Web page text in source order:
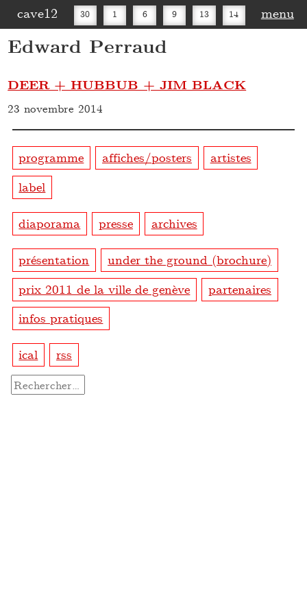
cave12 30 1 6 9 13 14
16
menu
Edward Perraud
DEER + HUBBUB + JIM BLACK
23 novembre 2014
programme affiches/posters
artistes
label
diaporama presse archives
présentation
under the ground (brochure)
prix 2011 de la ville de genève
partenaires
infos pratiques
ical rss
Rechercher :